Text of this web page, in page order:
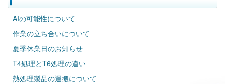
AIの可能性について
作業の立ち合いについて
夏季休業日のお知らせ
T4処理とT6処理の違い
熱処理製品の運搬について